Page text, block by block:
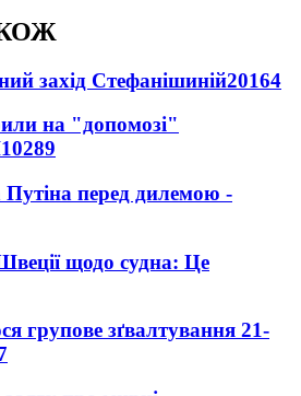
захід Стефанішиній20164
на "допомозі"
10289
Путіна перед дилемою -
щодо судна: Це
групове зґвалтування 21-